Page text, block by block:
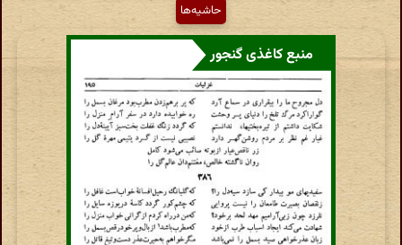
حاشیه‌ها
منبع کاغذی گنجور